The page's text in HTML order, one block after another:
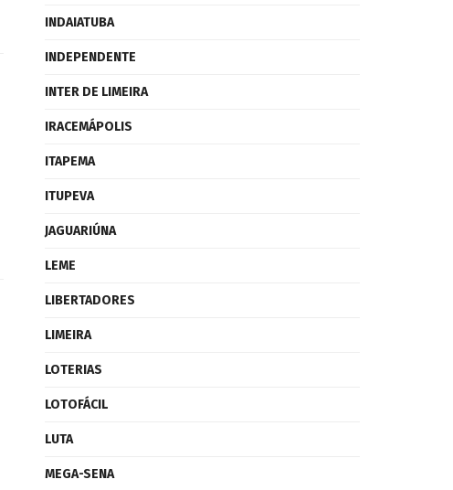
INDAIATUBA
INDEPENDENTE
INTER DE LIMEIRA
IRACEMÁPOLIS
ITAPEMA
ITUPEVA
JAGUARIÚNA
LEME
LIBERTADORES
LIMEIRA
LOTERIAS
LOTOFÁCIL
LUTA
MEGA-SENA